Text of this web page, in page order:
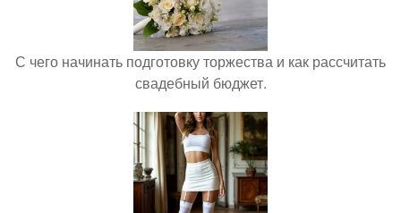
С чего начинать подготовку торжества и как рассчитать
свадебный бюджет.